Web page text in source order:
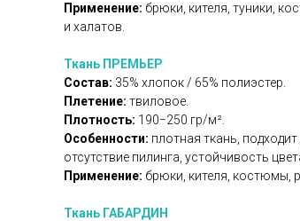
Применение: брюки, кителя, туники,
и халатов.
Ткань ПРЕМЬЕР
Состав: 35% хлопок / 65% полиэстер.
Плетение: твиловое.
Плотность: 190−250 гр/м².
Особенности: плотная ткань,
отсутствие пилинга, устойчивость
Применение: брюки, кителя, костюмы,
Ткань ГАБАРДИН